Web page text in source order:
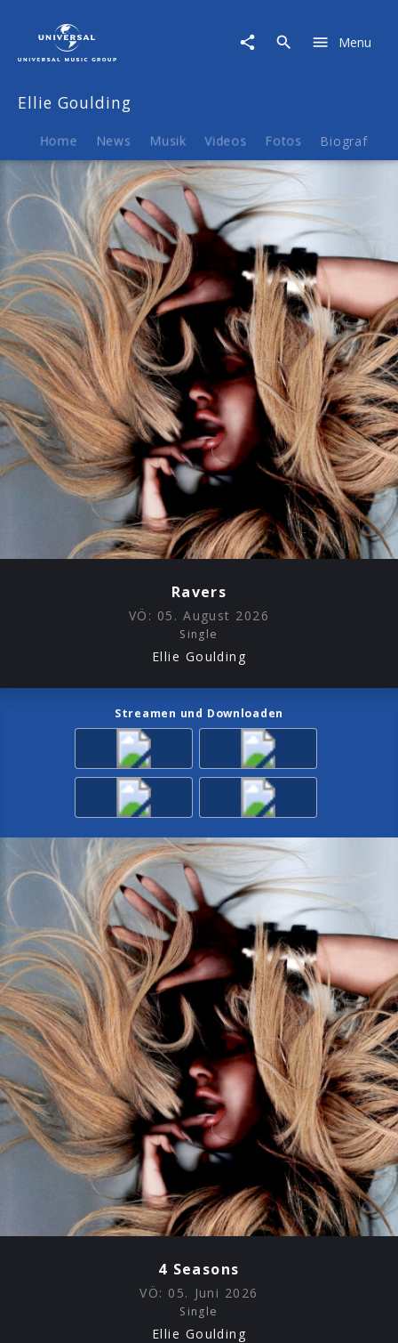
Goulding
Musik
Merch
Menu
Ellie Goulding
Home News Musik Videos Fotos Biografie
Ravers
VÖ: 05. August 2026
Single
Ellie Goulding
Streamen und Downloaden
4 Seasons
VÖ: 05. Juni 2026
Single
Ellie Goulding